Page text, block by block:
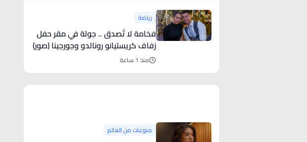
رياضة
فخامة لا تُصدق .. جولة في مقر حفل
زفاف كريستيانو رونالدو وجورجينا (صور)
منذ 1 ساعة
منوعات من العالم